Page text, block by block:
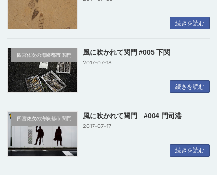
続きを読む
四宮佑次の海峡都市 関門 風に吹かれて関門 #005 下関
2017-07-18
続きを読む
四宮佑次の海峡都市 関門 風に吹かれて関門 #004 門司港
2017-07-17
続きを読む